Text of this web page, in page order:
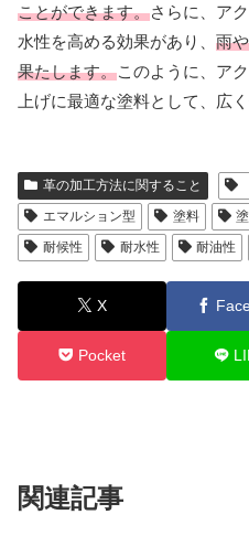
ことができます。さらに、ア
水性を高める効果があり、 雨
果たします。このように、ア
上げに最適な塗料として、広
革の加工方法に関すること
エマルション型
塗料
耐候性
耐水性 耐油性
X
Pocket
関連記事